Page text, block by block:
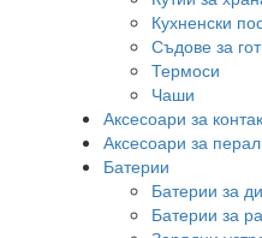
Кухненски
Съдове за
Термоси
Чаши
Аксесоари за
Аксесоари за
Батерии
Батерии за
Батерии за